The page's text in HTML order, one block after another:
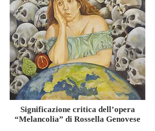
Significazione critica dell’opera
“Melancolia” di Rossella Genovese